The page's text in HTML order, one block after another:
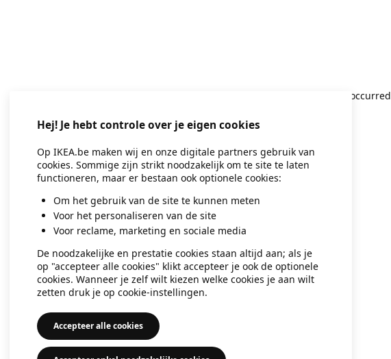
Application error: a client-side exception has occurred
Hej! Je hebt controle over je eigen cookies
Op IKEA.be maken wij en onze digitale partners gebruik van
cookies. Sommige zijn strikt noodzakelijk om te site te laten
functioneren, maar er bestaan ook optionele cookies:
Om het gebruik van de site te kunnen meten
Voor het personaliseren van de site
Voor reclame, marketing en sociale media
De noodzakelijke en prestatie cookies staan altijd aan; als je
op "accepteer alle cookies" klikt accepteer je ook de optionele
cookies. Wanneer je zelf wilt kiezen welke cookies je aan wilt
zetten druk je op cookie-instellingen.
Accepteer alle cookies